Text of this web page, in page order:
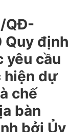
QĐ-
Quy định
yêu cầu
hiện dự
chế
bàn
bởi Ủy